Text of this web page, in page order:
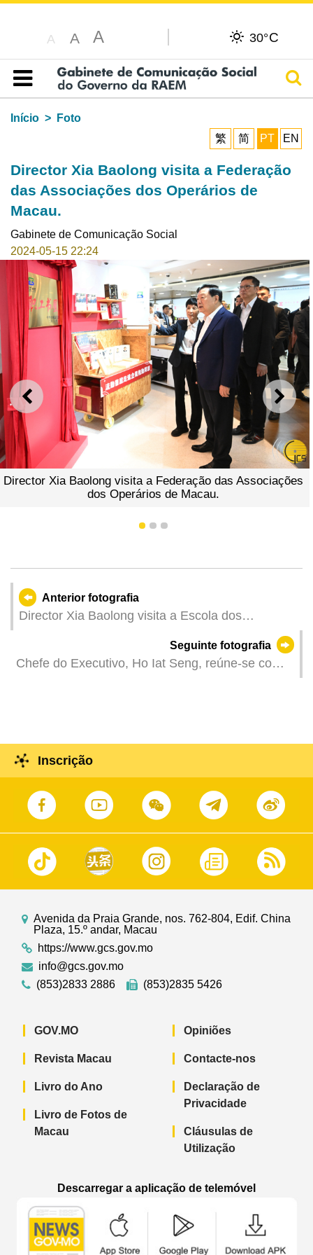
A A A 30°C
Índice
Início
Foto
繁
简 PT EN
Director Xia Baolong visita a Federação
das Associações dos Operários de
Macau.
Gabinete de Comunicação Social
2024-05-15 22:24
ANTERIOR
Director Xia Baolong visita a Federação das Associações
dos Operários de Macau.
1 2 3
Anterior fotografia
Director Xia Baolong visita a Escola dos
Moradores de Macau, subordinada à União Geral
das Associações dos Moradores de Macau.
Seguinte fotografia
Chefe do Executivo, Ho Iat Seng, reúne-se com o
Inscrição
Avenida da Praia Grande, nos. 762-804, Edif. China
Plaza, 15.º andar, Macau
https://www.gcs.gov.mo
info@gcs.gov.mo
(853)2833 2886
(853)2835 5426
GOV.MO
Revista Macau
Livro do Ano
Livro de Fotos de
Macau
Opiniões
Contacte-nos
Declaração de
Privacidade
Cláusulas de
Utilização
Descarregar a aplicação de telemóvel